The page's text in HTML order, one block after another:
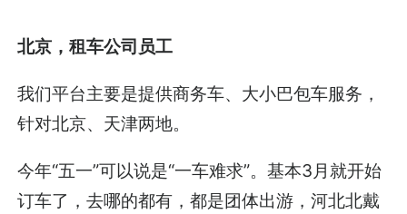
北京，租车公司员工
我们平台主要是提供商务车、大小巴包车服务，
针对北京、天津两地。
今年“五一”可以说是“一车难求”。基本3月就开始
订车了，去哪的都有，都是团体出游，河北北戴